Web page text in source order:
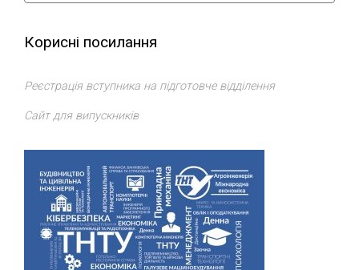
Корисні посилання
Реєстрація вступника на підготовче відділення
Сайт для випускників